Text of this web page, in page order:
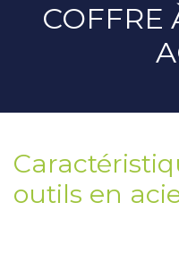
COFFRE
outils en